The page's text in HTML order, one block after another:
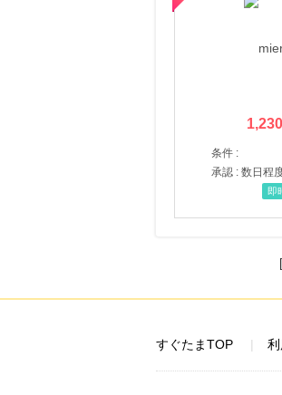
1,230
条件 :
承認 : 数日程
即
すぐたまTOP